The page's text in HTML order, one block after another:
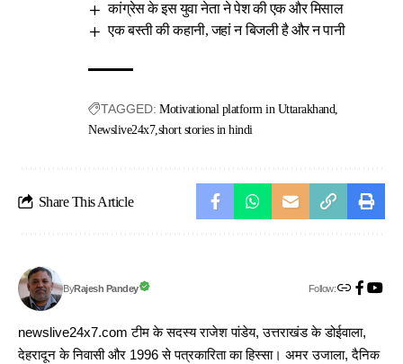
कांग्रेस के इस युवा नेता ने पेश की एक और मिसाल
एक बस्ती की कहानी, जहां न बिजली है और न पानी
TAGGED: Motivational platform in Uttarakhand
Newslive24x7 short stories in hindi
Share This Article
ByRajesh Pandey Follow:
newslive24x7.com टीम के सदस्य राजेश पांडेय, उत्तराखंड के डोईवाला,
देहरादून के निवासी और 1996 से पत्रकारिता का हिस्सा। अमर उजाला, दैनिक